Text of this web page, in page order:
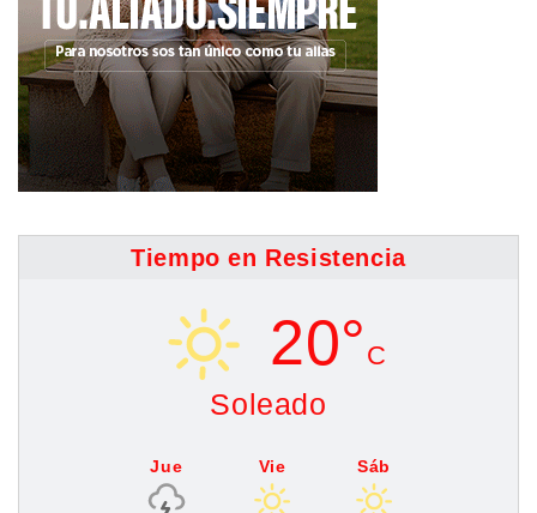
Tiempo en Resistencia
20° C
Soleado
Jue Vie Sáb